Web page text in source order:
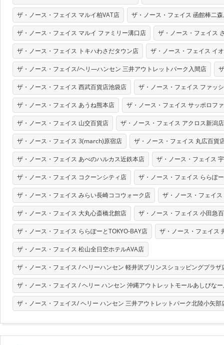
ザ・ノース・フェイス マルイ柏VAT店 ザ・ノース・フェイス 函館棒二
ザ・ノース・フェイス マルイ ファミリー溝口店 ザ・ノース・フェイス
ザ・ノース・フェイス トキハわさだタウン店 ザ・ノース・フェイス イ
ザ・ノース・フェイス/ヘリ―ハンセン 三井アウトレットパーク入間店
ザ・ノース・フェイス 西武百貨店池袋店 ザ・ノース・フェイス ファッ
ザ・ノース・フェイス あうね熊本店 ザ・ノース・フェイス サッポロフ
ザ・ノース・フェイス 山交百貨店 ザ・ノース・フェイス アクロス新潟店
ザ・ノース・フェイス 3(march)原宿店 ザ・ノース・フェイス 丸広百貨
ザ・ノース・フェイス あべのハルカス近鉄本店 ザ・ノース・フェイス
ザ・ノース・フェイス コクーンシティ店 ザ・ノース・フェイス ららぽ
ザ・ノース・フェイス みらい長崎ココウォーク店 ザ・ノース・フェイ
ザ・ノース・フェイス 大丸心斎橋北館店 ザ・ノース・フェイス 小田急
ザ・ノース・フェイス ららぽーとTOKYO-BAY店 ザ・ノース・フェイス
ザ・ノース・フェイス 松山全日空ホテルAVA店
ザ・ノース・フェイス / ヘリーハンセン 軽井沢プリンスショッピングプラザ
ザ・ノース・フェイス / ヘリー ハンセン 沖縄アウトレットモールあしびな
ザ・ノース・フェイス/ ヘリー ハンセン 三井アウトレットパーク北陸小矢部